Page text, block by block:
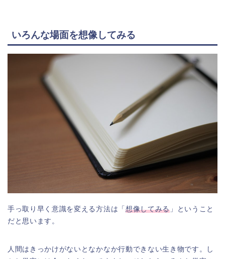
いろんな場面を想像してみる
手っ取り早く意識を変える方法は「 想像してみる」ということ
だと思います。
人間はきっかけがないとなかなか行動できない生き物です。し